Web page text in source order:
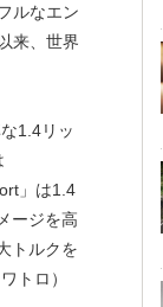
ルなエン
来、世界
1.4リッ
」は1.4
ージを高
トルクを
トロ）